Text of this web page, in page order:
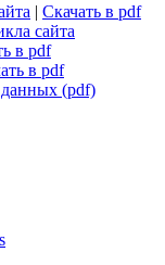
| Скачать в pdf
сайта
в pdf
в pdf
(pdf)